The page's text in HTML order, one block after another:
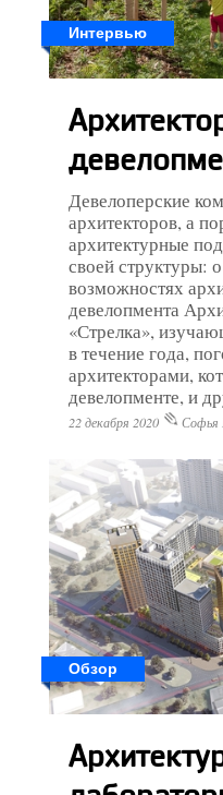
Интервью
Девелоперские
архитекторов, а
архитектурные
своей структуры:
возможностях
девелопмента
«Стрелка»,
в течение года,
архитекторами,
девелопменте, и
22 декабря 2020 Софья
Обзор